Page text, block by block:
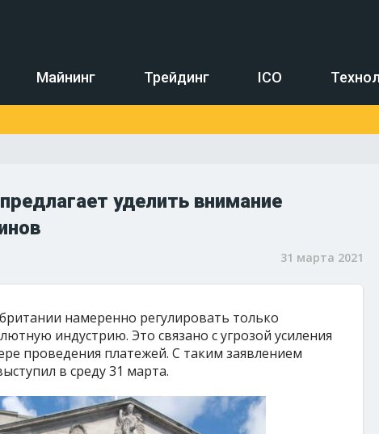
Майнинг Трейдинг ICO
уделить внимание
31 марта 2021
намеренно регулировать только
индустрию. Это связано с угрозой усиления
проведения платежей. С таким заявлением
в среду 31 марта.